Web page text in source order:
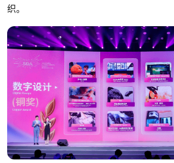
织。